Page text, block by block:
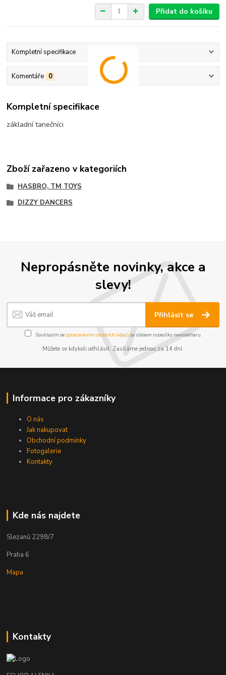
Přidat do košíku
Kompletní specifikace
Komentáře 0
Kompletní specifikace
základní tanečníci
Zboží zařazeno v kategoriích
HASBRO, TM TOYS
DIZZY DANCERS
Nepropásněte novinky, akce a
slevy!
Přihlásit se
Souhlasím se zpracováním osobních údajůza účelem rozesílky newsletteru.
Můžete se kdykoli odhlásit. Zasíláme jednou za 14 dní.
Informace pro zákazníky
O nás
Jak nakupovat
Obchodní podmínky
Fotogalerie
Kontakty
Kde nás najdete
Slezanů 2298/7
Praha 6
Mapa
Kontakty